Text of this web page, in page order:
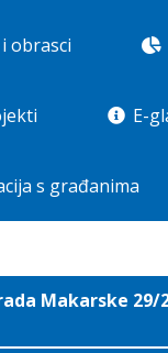
obrasci
E-
s građanima
Makarske 29/